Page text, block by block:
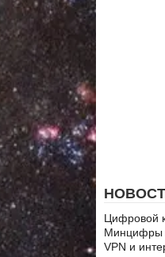
Цифровой
Минцифры
VPN и